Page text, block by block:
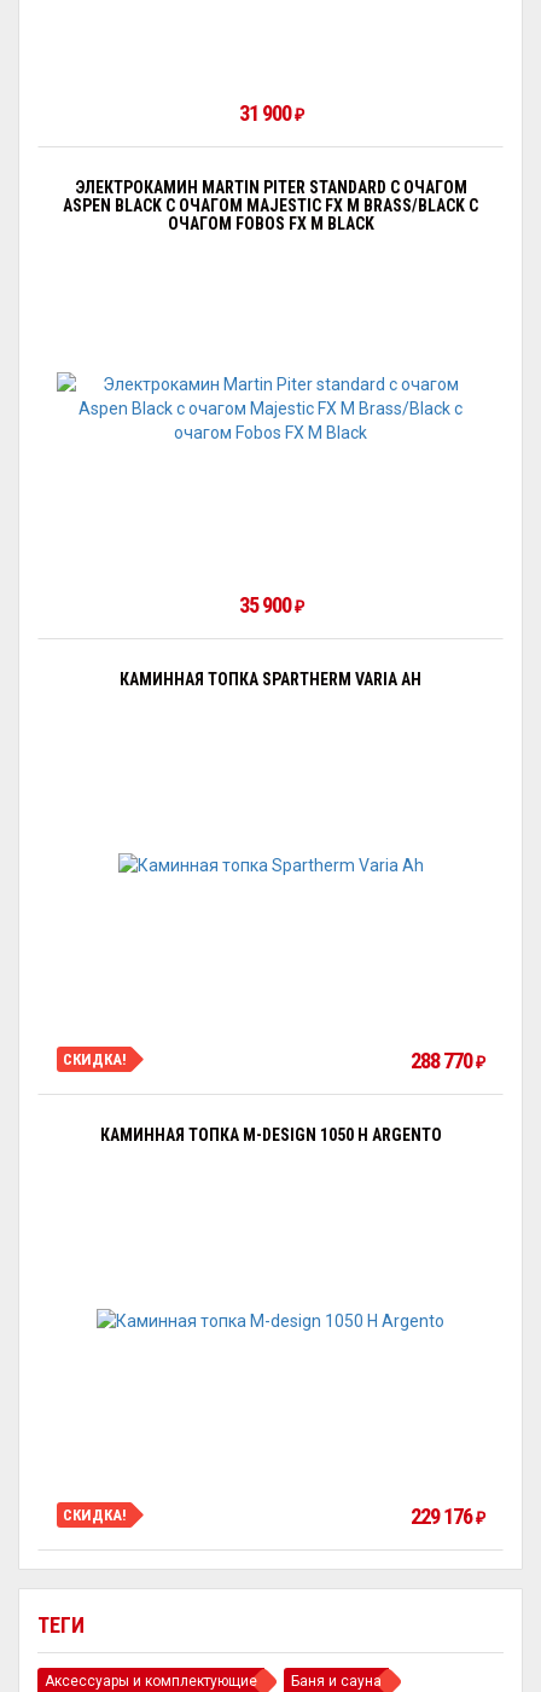
ТЕГИ
Аксессуары и комплектующие Баня и сауна
31 900₽
ЭЛЕКТРОКАМИН MARTIN PITER STANDARD С ОЧАГОМ
АSPEN BLACK С ОЧАГОМ MAJESTIC FX M BRASS/BLACK С
ОЧАГОМ FOBOS FX M BLACK
35 900₽
КАМИННАЯ ТОПКА SPARTHERM VARIA AH
СКИДКА! 288 770₽
КАМИННАЯ ТОПКА M-DESIGN 1050 H ARGENTO
СКИДКА! 229 176₽